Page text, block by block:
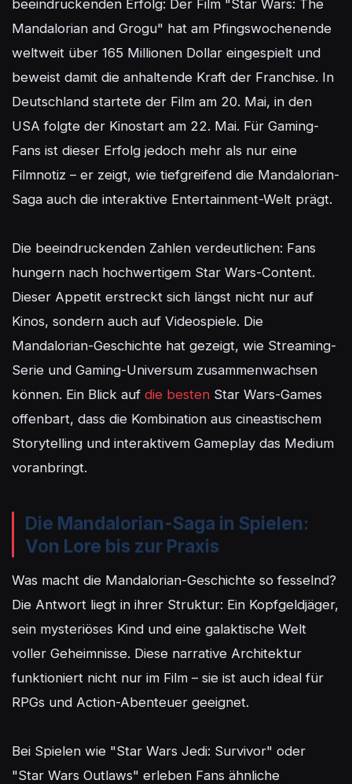
beeindruckenden Erfolg: Der Film "Star Wars: The
Mandalorian and Grogu" hat am Pfingswochenende
weltweit über 165 Millionen Dollar eingespielt und
beweist damit die anhaltende Kraft der Franchise. In
Deutschland startete der Film am 20. Mai, in den
USA folgte der Kinostart am 22. Mai. Für Gaming-
Fans ist dieser Erfolg jedoch mehr als nur eine
Filmnotiz – er zeigt, wie tiefgreifend die Mandalorian-
Saga auch die interaktive Entertainment-Welt prägt.
Die beeindruckenden Zahlen verdeutlichen: Fans
hungern nach hochwertigem Star Wars-Content.
Dieser Appetit erstreckt sich längst nicht nur auf
Kinos, sondern auch auf Videospiele. Die
Mandalorian-Geschichte hat gezeigt, wie Streaming-
Serie und Gaming-Universum zusammenwachsen
können. Ein Blick auf die besten Star Wars-Games
offenbart, dass die Kombination aus cineastischem
Storytelling und interaktivem Gameplay das Medium
voranbringt.
Die Mandalorian-Saga in Spielen:
Von Lore bis zur Praxis
Was macht die Mandalorian-Geschichte so fesselnd?
Die Antwort liegt in ihrer Struktur: Ein Kopfgeldjäger,
sein mysteriöses Kind und eine galaktische Welt
voller Geheimnisse. Diese narrative Architektur
funktioniert nicht nur im Film – sie ist auch ideal für
RPGs und Action-Abenteuer geeignet.
Bei Spielen wie "Star Wars Jedi: Survivor" oder
"Star Wars Outlaws" erleben Fans ähnliche